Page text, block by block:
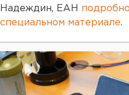
Надеждин, ЕАН
специальном материале.